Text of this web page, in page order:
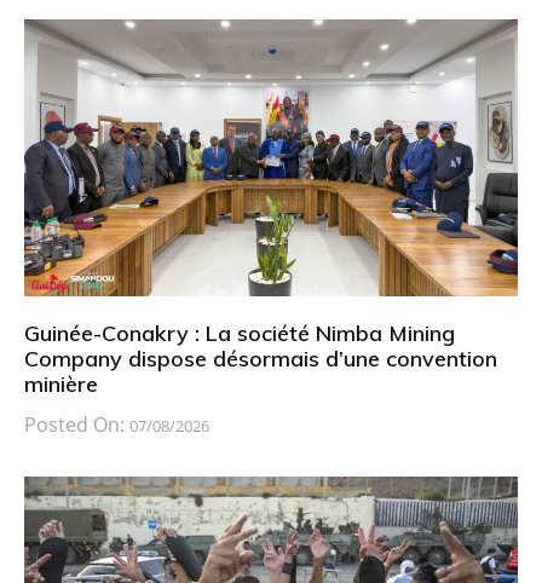
Guinée-Conakry : La société Nimba Mining
Company dispose désormais d’une convention
minière
Posted On: 07/08/2026